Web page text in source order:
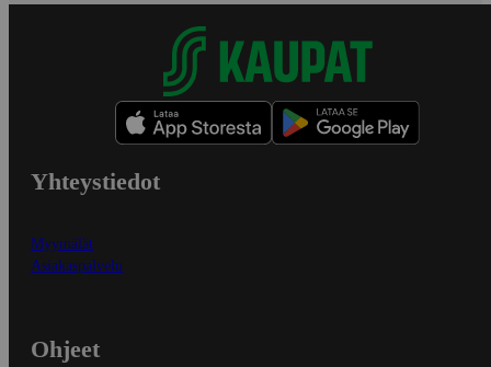
Yhteystiedot
Myymälät
Asiakaspalvelu
Ohjeet